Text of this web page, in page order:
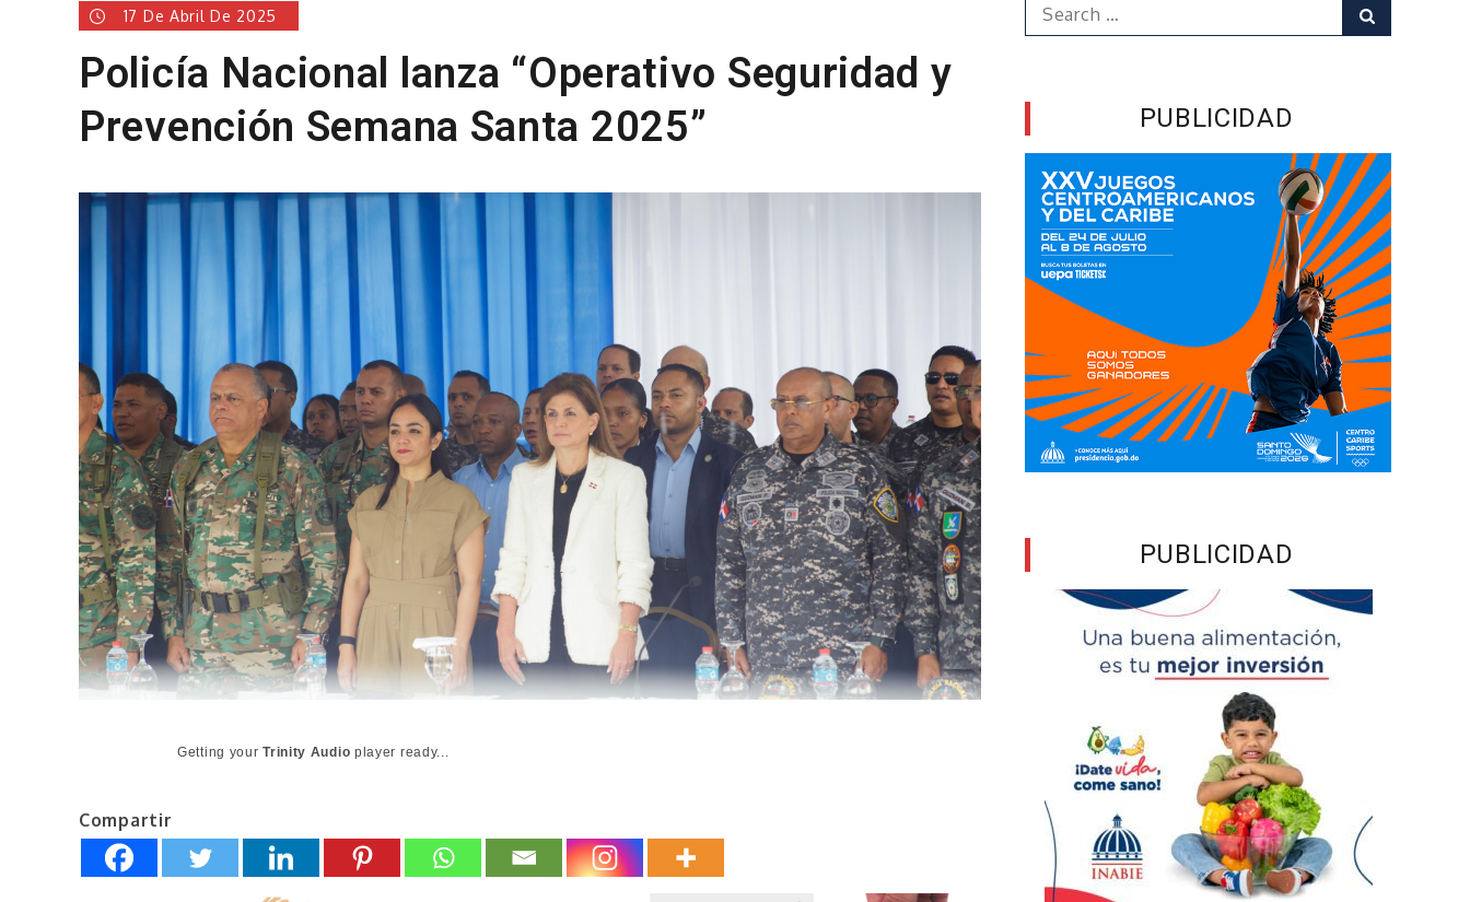
17 De Abril De 2025
Policía Nacional lanza “Operativo Seguridad y
Prevención Semana Santa 2025”
Getting yourTrinity Audio player ready...
Compartir
for:
PUBLICIDAD
PUBLICIDAD